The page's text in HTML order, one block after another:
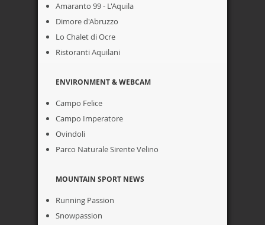
Amaranto 99 - L'Aquila
Dimore d'Abruzzo
Lo Chalet di Ocre
Ristoranti Aquilani
ENVIRONMENT & WEBCAM
Campo Felice
Campo Imperatore
Ovindoli
Parco Naturale Sirente Velino
MOUNTAIN SPORT NEWS
Running Passion
Snowpassion